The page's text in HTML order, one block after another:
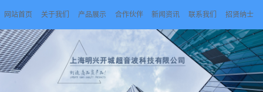
网站首页 关于我们 产品展示 合作伙伴 新闻资讯 联系我们 招贤纳士